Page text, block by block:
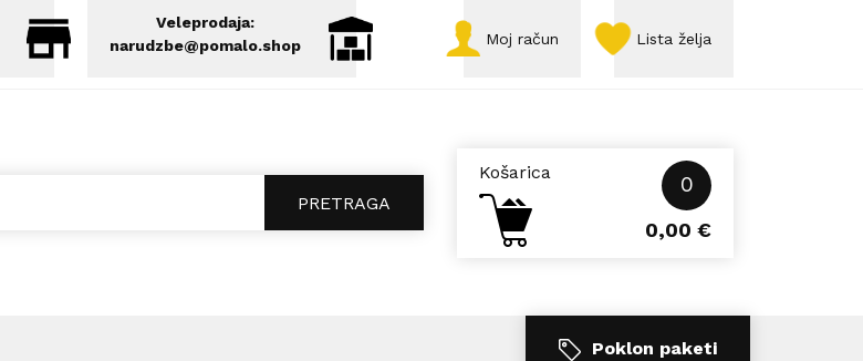
Veleprodaja:
narudzbe@pomalo.shop
Moj račun Lista želja
PRETRAGA
Košarica 0
0,00 €
Poklon paketi